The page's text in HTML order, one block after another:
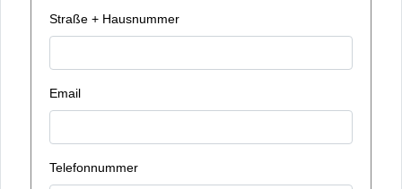
Straße + Hausnummer
Email
Telefonnummer